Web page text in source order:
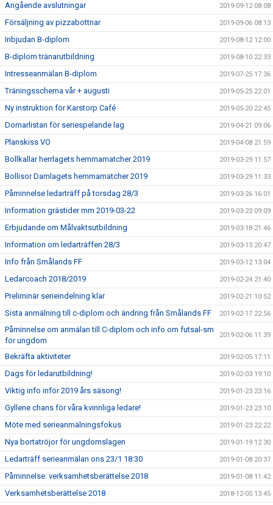
Angående avslutningar 2019-09-12 08:08
Försäljning av pizzabottnar 2019-09-06 08:13
Inbjudan B-diplom 2019-08-12 12:00
B-diplom tränarutbildning 2019-08-10 22:33
Intresseanmälan B-diplom 2019-07-25 17:36
Träningsschema vår + augusti 2019-05-25 22:01
Ny instruktion för Karstorp Café 2019-05-20 22:45
Domarlistan för seriespelande lag 2019-04-21 09:06
Planskiss VO 2019-04-08 21:59
Bollkallar herrlagets hemmamatcher 2019 2019-03-29 11:57
Bollisor Damlagets hemmamatcher 2019 2019-03-29 11:33
Påminnelse ledarträff på torsdag 28/3 2019-03-26 16:01
Information grästider mm 2019-03-22 2019-03-23 09:09
Erbjudande om Målvaktsutbildning 2019-03-18 21:46
Information om ledarträffen 28/3 2019-03-13 20:47
Info från Smålands FF 2019-03-12 13:04
Ledarcoach 2018/2019 2019-02-24 21:40
Preliminär serieindelning klar 2019-02-21 10:52
Sista anmälning till c-diplom och ändring från Smålands FF 2019-02-17 22:56
Påminnelse om anmälan till C-diplom och info om futsal-sm
för ungdom
2019-02-06 11:39
Bekräfta aktiviteter 2019-02-05 17:11
Dags för ledarutbildning! 2019-02-03 19:10
Viktig info inför 2019 års säsong! 2019-01-23 23:16
Gyllene chans för våra kvinnliga ledare! 2019-01-23 23:10
Möte med serieanmälningsfokus 2019-01-23 22:22
Nya bortatröjor för ungdomslagen 2019-01-19 12:30
Ledarträff serieanmälan ons 23/1 18:30 2019-01-08 20:37
Påminnelse: verksamhetsberättelse 2018 2019-01-08 11:42
Verksamhetsberättelse 2018 2018-12-05 13:45